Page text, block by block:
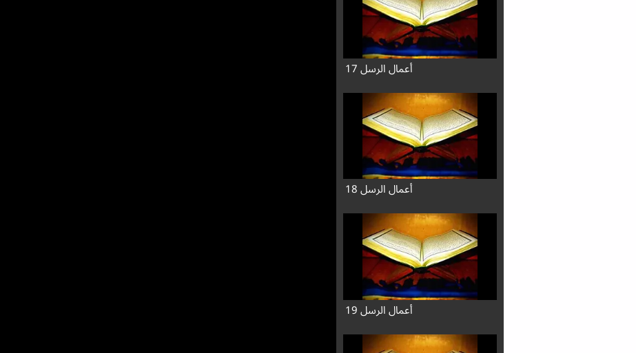
أعمال الرسل 17
أعمال الرسل 18
أعمال الرسل 19